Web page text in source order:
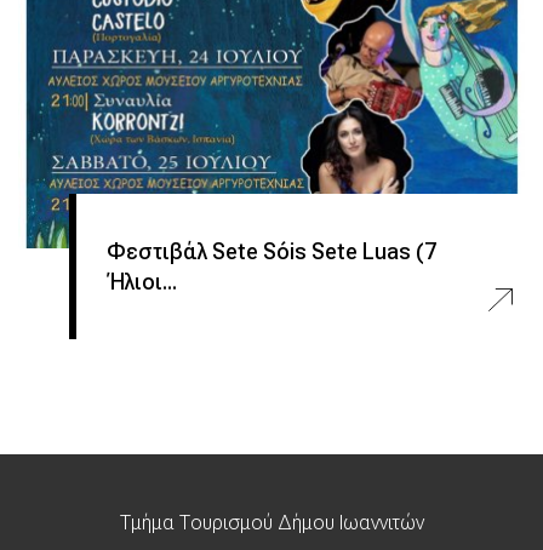
Φεστιβάλ Sete Sóis Sete Luas (7
Ήλιοι...
Τμήμα Τουρισμού Δήμου Ιωαννιτών